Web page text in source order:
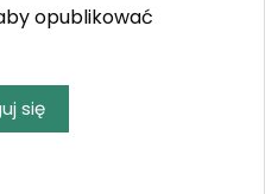
opublikować
się